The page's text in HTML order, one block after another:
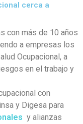
cerca a
con más de 10 años
a empresas los
Ocupacional, a
en el trabajo y
con
y Digesa para
y alianzas